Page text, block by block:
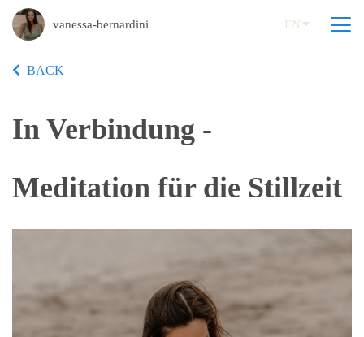
vanessa-bernardini EN
BACK
In Verbindung -
Meditation für die Stillzeit